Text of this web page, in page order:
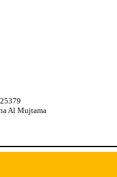
Al Mujtama